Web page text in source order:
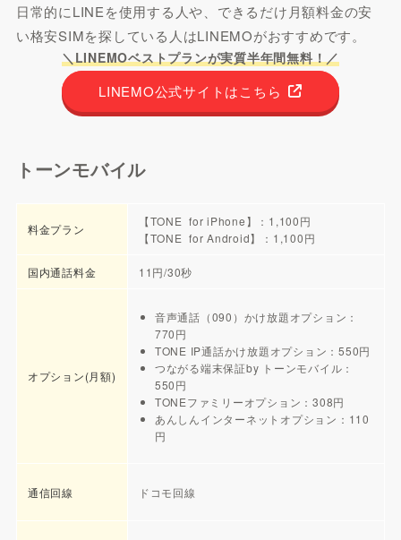
日常的にLINEを使用する人や、できるだけ月額料金の安
い格安SIMを探している人はLINEMOがおすすめです。
＼LINEMOベストプランが実質半年間無料！／
LINEMO公式サイトはこちら
トーンモバイル
料金プラン
【TONE for iPhone】：1,100円
【TONE for Android】：1,100円
国内通話料金 11円/30秒
オプション(月額)
音声通話（090）かけ放題オプション：
770円
TONE IP通話かけ放題オプション：550円
つながる端末保証by トーンモバイル：
550円
TONEファミリーオプション：308円
あんしんインターネットオプション：110
円
通信回線 ドコモ回線